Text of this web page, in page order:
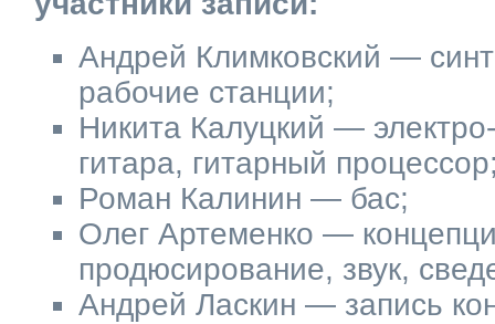
Андрей Климковский —
рабочие станции;
Никита Калуцкий —
гитара, гитарный
Роман Калинин — бас;
Олег Артеменко —
продюсирование, звук,
Андрей Ласкин — запись